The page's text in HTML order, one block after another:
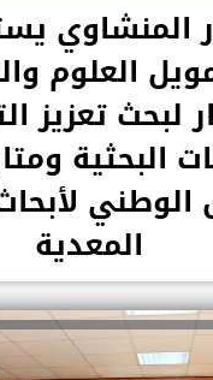
المنشاوي
العلوم
لبحث تعزيز
البحثية
الوطني
المعدية